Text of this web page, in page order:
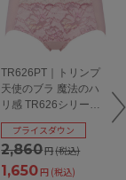
TR626PT｜トリンプ
天使のブラ 魔法のハ
リ感 TR626シリーズ
ボーイレングスショー
ツ M/L
2,860円(税込)
プライスダウン
1,650円 (税込)